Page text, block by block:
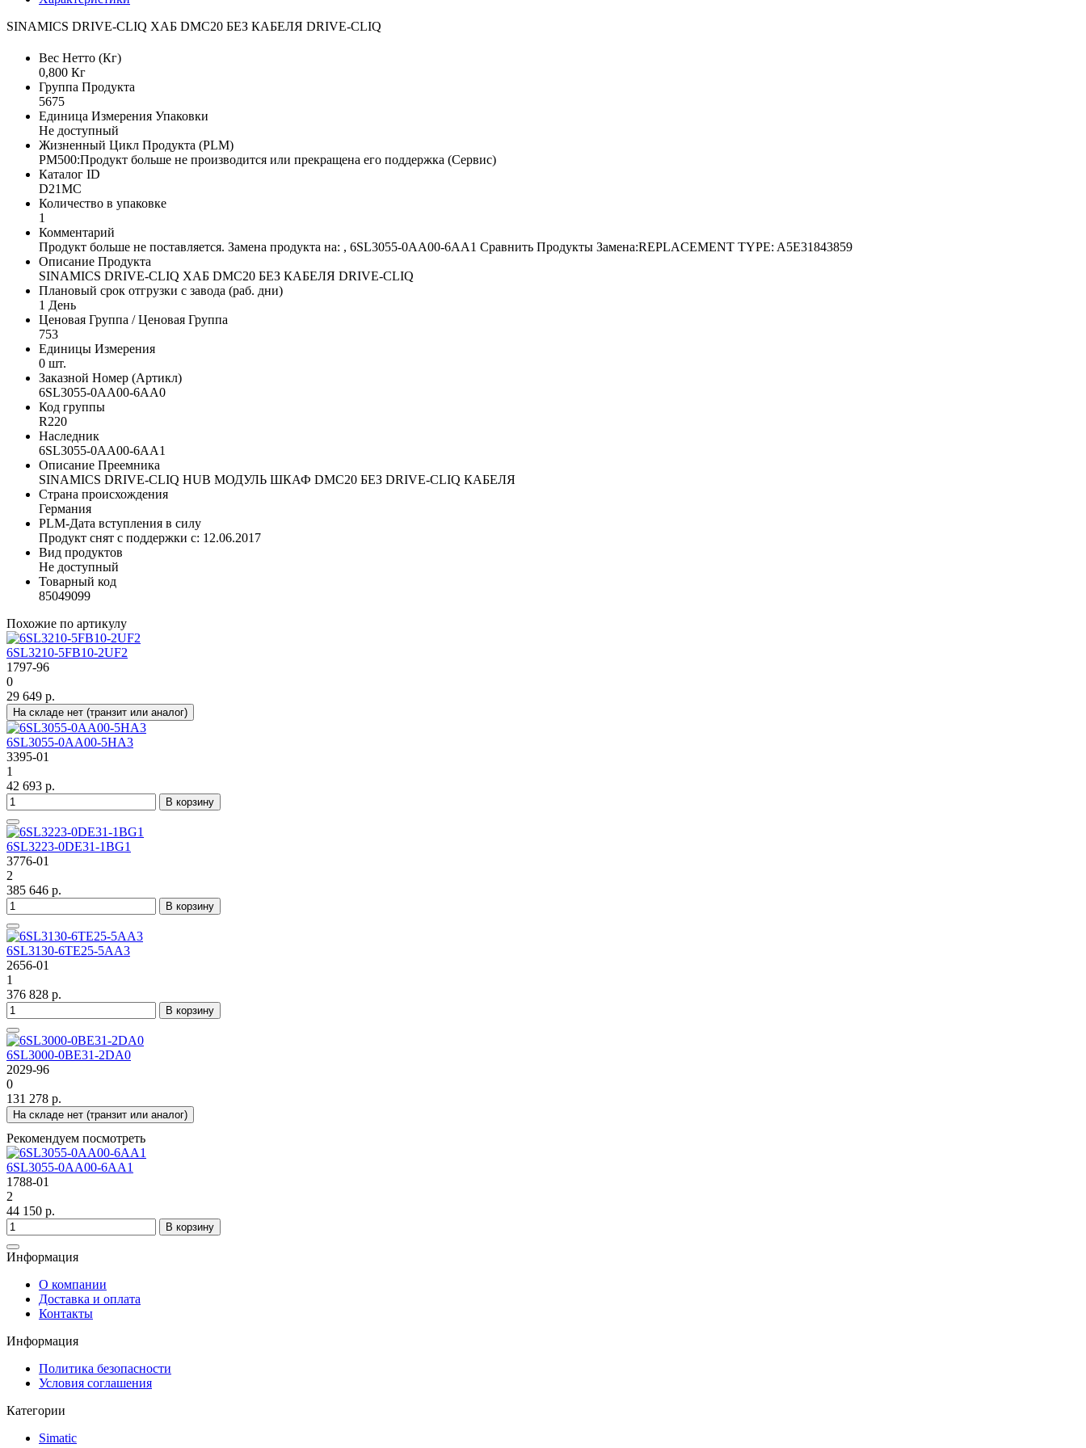
SINAMICS DRIVE-CLIQ ХАБ DMC20 БЕЗ КАБЕЛЯ DRIVE-CLIQ
Вес Нетто (Кг)
0,800 Кг
Группа Продукта
5675
Единица Измерения Упаковки
Не доступный
Жизненный Цикл Продукта (PLM)
PM500:Продукт больше не производится или прекращена его поддержка (Сервис)
Каталог ID
D21MC
Количество в упаковке
1
Комментарий
Продукт больше не поставляется. Замена продукта на: , 6SL3055-0AA00-6AA1 Сравнить Продукты Замена:REPLACEMENT TYPE: A5E31843859
Описание Продукта
SINAMICS DRIVE-CLIQ ХАБ DMC20 БЕЗ КАБЕЛЯ DRIVE-CLIQ
Плановый срок отгрузки с завода (раб. дни)
1 День
Ценовая Группа / Ценовая Группа
753
Единицы Измерения
0 шт.
Заказной Номер (Артикл)
6SL3055-0AA00-6AA0
Код группы
R220
Наследник
6SL3055-0AA00-6AA1
Описание Преемника
SINAMICS DRIVE-CLIQ HUB МОДУЛЬ ШКАФ DMC20 БЕЗ DRIVE-CLIQ КАБЕЛЯ
Страна происхождения
Германия
PLM-Дата вступления в силу
Продукт снят с поддержки с: 12.06.2017
Вид продуктов
Не доступный
Товарный код
85049099
Похожие по артикулу
6SL3210-5FB10-2UF2
1797-96
0
29 649 р.
На складе нет (транзит или аналог)
6SL3055-0AA00-5HA3
3395-01
1
42 693 р.
В корзину
6SL3223-0DE31-1BG1
3776-01
2
385 646 р.
В корзину
6SL3130-6TE25-5AA3
2656-01
1
376 828 р.
В корзину
6SL3000-0BE31-2DA0
2029-96
0
131 278 р.
На складе нет (транзит или аналог)
Рекомендуем посмотреть
6SL3055-0AA00-6AA1
1788-01
2
44 150 р.
В корзину
Информация
О компании
Доставка и оплата
Контакты
Информация
Политика безопасности
Условия соглашения
Категории
Simatic